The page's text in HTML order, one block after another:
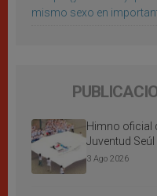
mismo sexo en
Himno oficial
Juventud Seúl
3 Ago 2026